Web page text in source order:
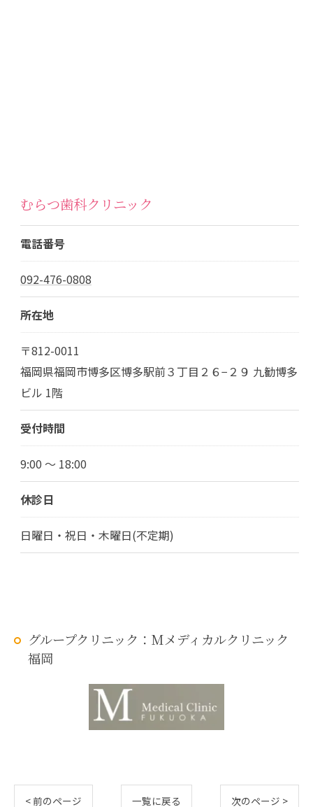
むらつ歯科クリニック
電話番号
092-476-0808
所在地
〒812-0011
福岡県福岡市博多区博多駅前３丁目２６−２９ 九勧博多
ビル 1階
受付時間
9:00 ～ 18:00
休診日
日曜日・祝日・木曜日(不定期)
グループクリニック：Mメディカルクリニック
福岡
< 前のページ 一覧に戻る 次のページ >